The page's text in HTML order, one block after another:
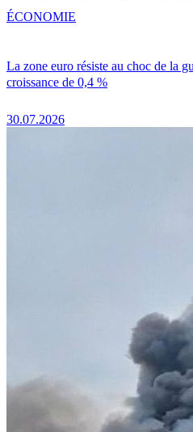
La zone euro résiste au choc de la
croissance de 0,4 %
30.07.2026
ÉCONOMIE